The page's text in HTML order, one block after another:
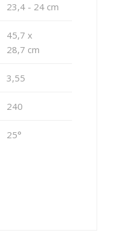
23,4 - 24 сm
45,7 x
28,7 сm
3,55
240
25°